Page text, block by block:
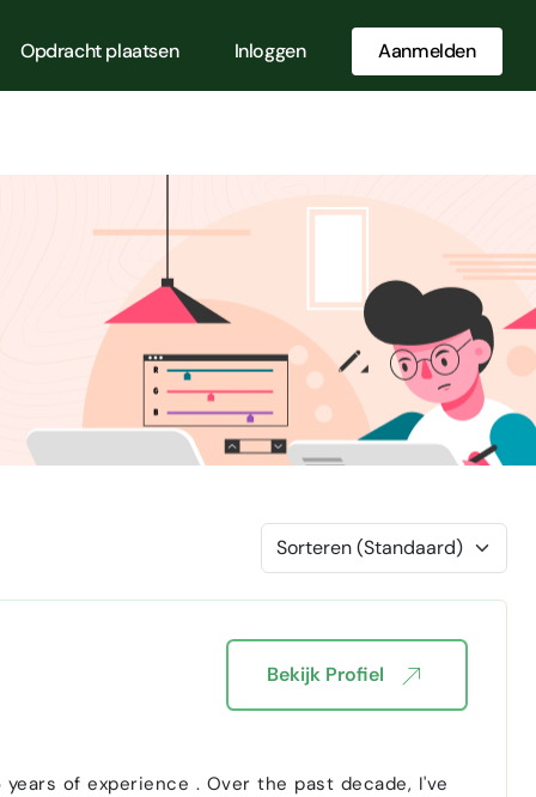
Opdracht plaatsen Inloggen Aanmelden
Bekijk Profiel